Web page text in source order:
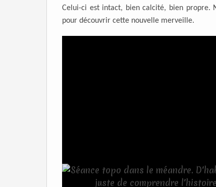
Celui-ci est intact, bien calcité, bien propre.
pour découvrir cette nouvelle merveille.